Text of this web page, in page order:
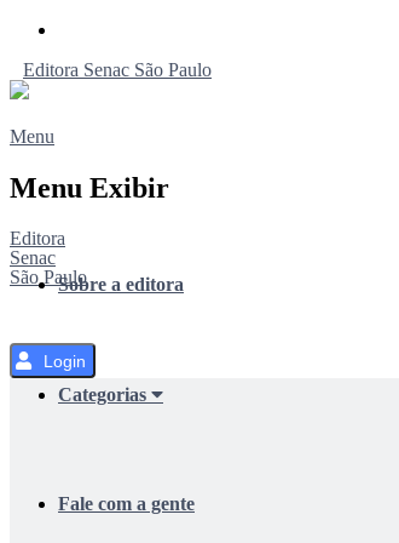
o
Editora Senac São Paulo
Menu
Menu Exibir
Editora
Senac
São PauloSobre a editora
Categorias
Fale com a gente
Login